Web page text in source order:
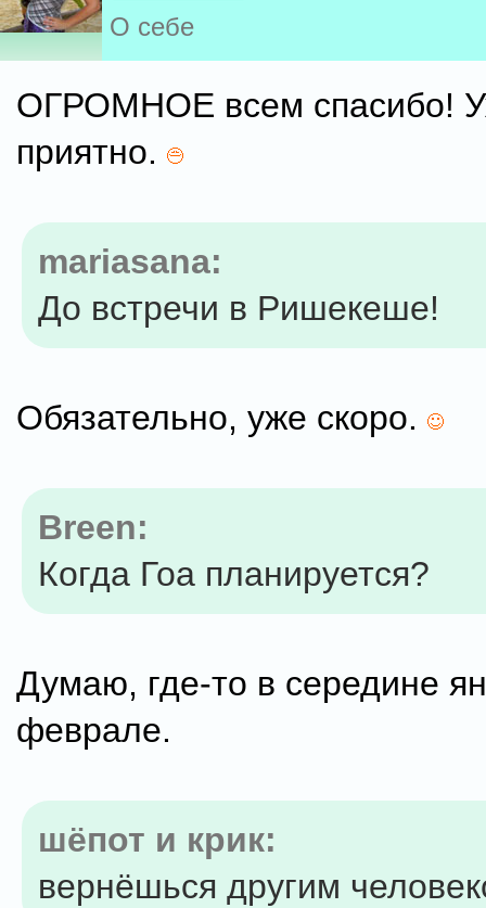
О себе
ОГРОМНОЕ всем спасибо!
приятно.
mariasana:
До встречи в Ришекеше!
Обязательно, уже скоро.
Breen:
Когда Гоа планируется?
Думаю, где-то в середине
феврале.
шёпот и крик:
вернёшься другим